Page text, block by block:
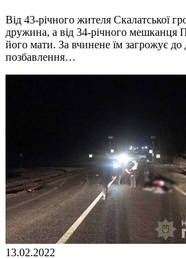
Від 43-річного жителя Скалатської
дружина, а від 34-річного мешканця
його мати. За вчинене їм загрожує до
позбавлення…
13.02.2022